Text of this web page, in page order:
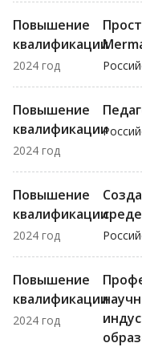
Повышение
квалификации
2024 год
Повышение
квалификации
2024 год
Повышение
квалификации
2024 год
Повышение
квалификации
2024 год